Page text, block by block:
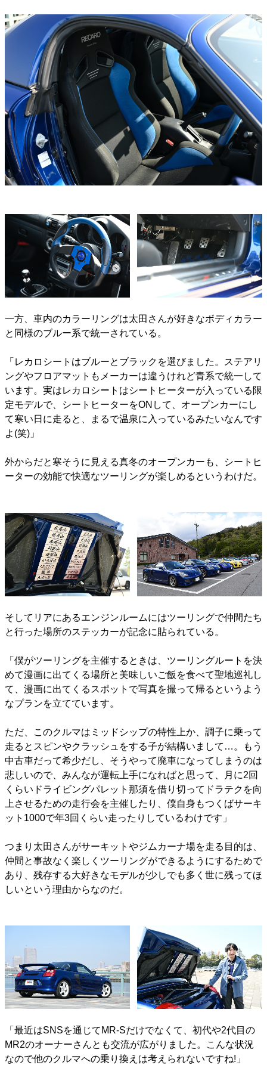
一方、車内のカラーリングは太田さんが好きなボディカラー
と同様のブルー系で統一されている。
「レカロシートはブルーとブラックを選びました。ステアリ
ングやフロアマットもメーカーは違うけれど青系で統一して
います。実はレカロシートはシートヒーターが入っている限
定モデルで、シートヒーターをONして、オープンカーにし
て寒い日に走ると、まるで温泉に入っているみたいなんです
よ(笑)」
外からだと寒そうに見える真冬のオープンカーも、シートヒ
ーターの効能で快適なツーリングが楽しめるというわけだ。
そしてリアにあるエンジンルームにはツーリングで仲間たち
と行った場所のステッカーが記念に貼られている。
「僕がツーリングを主催するときは、ツーリングルートを決
めて漫画に出てくる場所と美味しいご飯を食べて聖地巡礼し
て、漫画に出てくるスポットで写真を撮って帰るというよう
なプランを立てています。
ただ、このクルマはミッドシップの特性上か、調子に乗って
走るとスピンやクラッシュをする子が結構いまして…。もう
中古車だって希少だし、そうやって廃車になってしまうのは
悲しいので、みんなが運転上手になればと思って、月に2回
くらいドライビングパレット那須を借り切ってドラテクを向
上させるための走行会を主催したり、僕自身もつくばサーキ
ット1000で年3回くらい走ったりしているわけです」
つまり太田さんがサーキットやジムカーナ場を走る目的は、
仲間と事故なく楽しくツーリングができるようにするためで
あり、残存する大好きなモデルが少しでも多く世に残ってほ
しいという理由からなのだ。
「最近はSNSを通じてMR-Sだけでなくて、初代や2代目の
MR2のオーナーさんとも交流が広がりました。こんな状況
なので他のクルマへの乗り換えは考えられないですね!」